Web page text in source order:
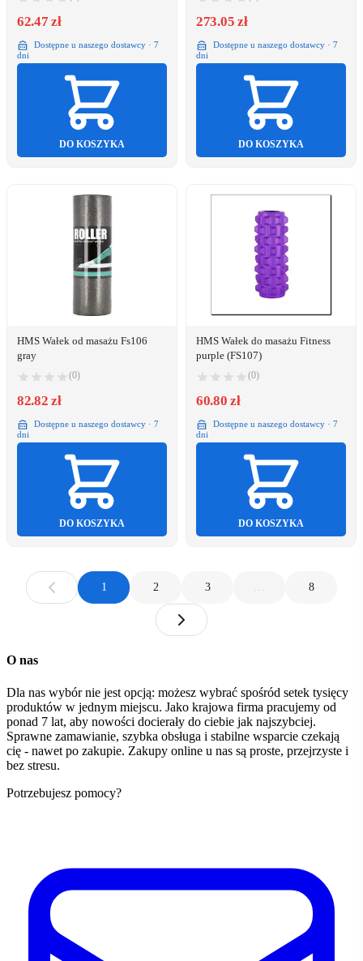
62.47 zł
Dostępne u naszego dostawcy · 7
dni
DO KOSZYKA
273.05 zł
Dostępne u naszego dostawcy · 7
dni
DO KOSZYKA
HMS Wałek od masażu Fs106
gray
(0)
82.82 zł
Dostępne u naszego dostawcy · 7
dni
DO KOSZYKA
HMS Wałek do masażu Fitness
purple (FS107)
(0)
60.80 zł
Dostępne u naszego dostawcy · 7
dni
DO KOSZYKA
1 2 3 … 8
O nas
Dla nas wybór nie jest opcją: możesz wybrać spośród setek tysięcy
produktów w jednym miejscu. Jako krajowa firma pracujemy od
ponad 7 lat, aby nowości docierały do ciebie jak najszybciej.
Sprawne zamawianie, szybka obsługa i stabilne wsparcie czekają
cię - nawet po zakupie. Zakupy online u nas są proste, przejrzyste i
bez stresu.
Potrzebujesz pomocy?